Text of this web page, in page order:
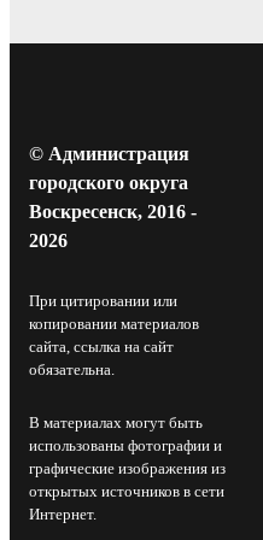
© Администрация
городского округа
Воскресенск, 2016 -
2026
При цитировании или
копировании материалов
сайта, ссылка на сайт
обязательна.
В материалах могут быть
использованы фотографии и
графические изображения из
открытых источников в сети
Интернет.